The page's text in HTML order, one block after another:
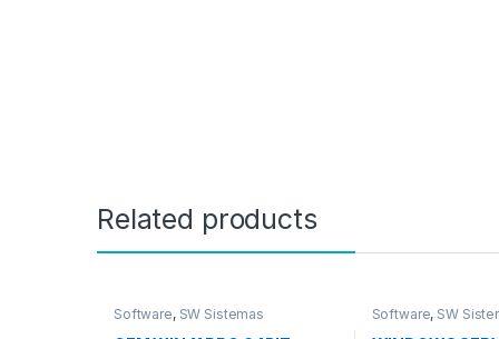
Related products
Software, SW Sistemas
Software, SW